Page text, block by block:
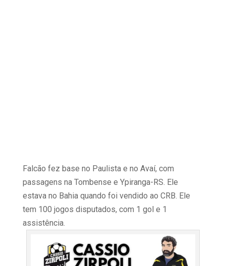
Falcão fez base no Paulista e no Avaí, com
passagens na Tombense e Ypiranga-RS. Ele
estava no Bahia quando foi vendido ao CRB. Ele
tem 100 jogos disputados, com 1 gol e 1
assistência.